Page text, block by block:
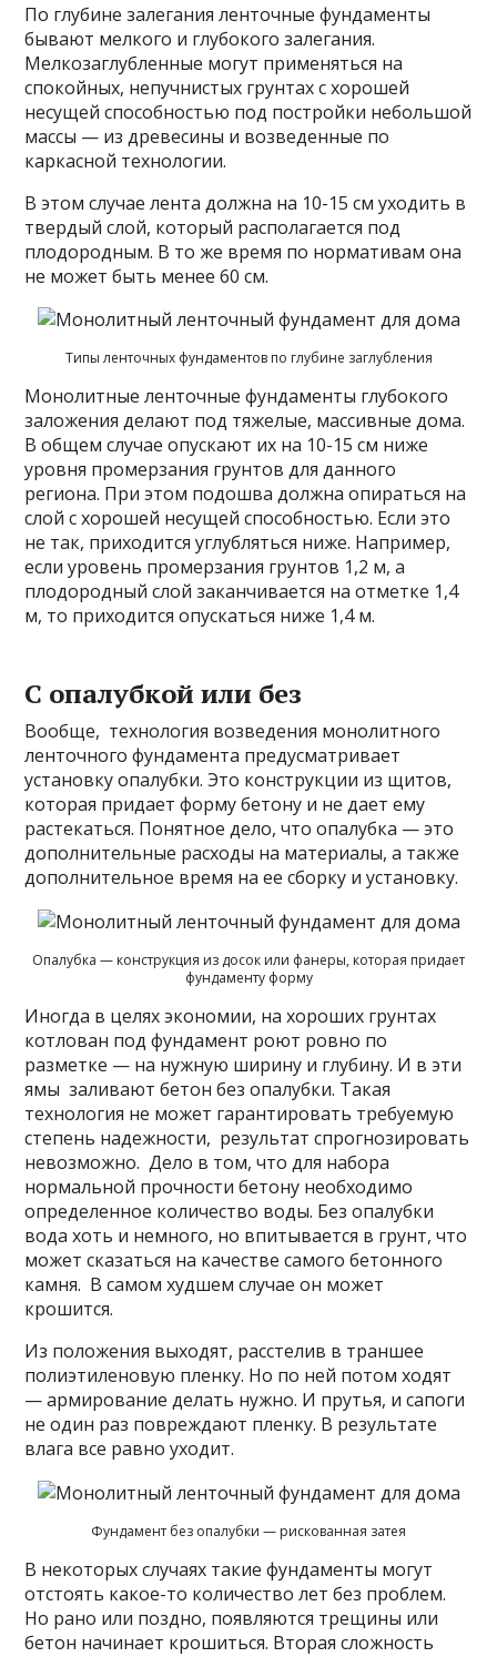
По глубине залегания ленточные фундаменты
бывают мелкого и глубокого залегания.
Мелкозаглубленные могут применяться на
спокойных, непучнистых грунтах с хорошей
несущей способностью под постройки небольшой
массы — из древесины и возведенные по
каркасной технологии.
В этом случае лента должна на 10-15 см уходить в
твердый слой, который располагается под
плодородным. В то же время по нормативам она
не может быть менее 60 см.
Типы ленточных фундаментов по глубине заглубления
Монолитные ленточные фундаменты глубокого
заложения делают под тяжелые, массивные дома.
В общем случае опускают их на 10-15 см ниже
уровня промерзания грунтов для данного
региона. При этом подошва должна опираться на
слой с хорошей несущей способностью. Если это
не так, приходится углубляться ниже. Например,
если уровень промерзания грунтов 1,2 м, а
плодородный слой заканчивается на отметке 1,4
м, то приходится опускаться ниже 1,4 м.
С опалубкой или без
Вообще, технология возведения монолитного
ленточного фундамента предусматривает
установку опалубки. Это конструкции из щитов,
которая придает форму бетону и не дает ему
растекаться. Понятное дело, что опалубка — это
дополнительные расходы на материалы, а также
дополнительное время на ее сборку и установку.
Опалубка — конструкция из досок или фанеры, которая придает
фундаменту форму
Иногда в целях экономии, на хороших грунтах
котлован под фундамент роют ровно по
разметке — на нужную ширину и глубину. И в эти
ямы заливают бетон без опалубки. Такая
технология не может гарантировать требуемую
степень надежности, результат спрогнозировать
невозможно. Дело в том, что для набора
нормальной прочности бетону необходимо
определенное количество воды. Без опалубки
вода хоть и немного, но впитывается в грунт, что
может сказаться на качестве самого бетонного
камня. В самом худшем случае он может
крошится.
Из положения выходят, расстелив в траншее
полиэтиленовую пленку. Но по ней потом ходят
— армирование делать нужно. И прутья, и сапоги
не один раз повреждают пленку. В результате
влага все равно уходит.
Фундамент без опалубки — рискованная затея
В некоторых случаях такие фундаменты могут
отстоять какое-то количество лет без проблем.
Но рано или поздно, появляются трещины или
бетон начинает крошиться. Вторая сложность